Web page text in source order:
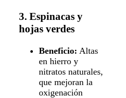
3. Espinacas y
hojas verdes
Beneficio: Altas
en hierro y
nitratos naturales,
que mejoran la
oxigenación